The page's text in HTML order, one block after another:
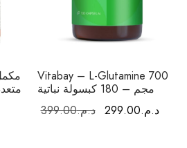
Vitabay – L-Glutamine 700
مجم – 180 كبسولة نباتية
د.م.399.00
السعر
د.م.299.00